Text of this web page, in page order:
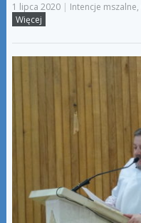
1 lipca 2020| Intencje mszalne,
Więcej